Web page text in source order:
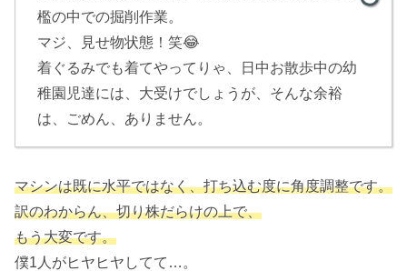
檻の中での掘削作業。
マジ、見せ物状態！笑😂
着ぐるみでも着てやってりゃ、日中お散歩中の幼
稚園児達には、大受けでしょうが、そんな余裕
は、ごめん、ありません。
マシンは既に水平ではなく、打ち込む度に角度調整です。
訳のわからん、切り株だらけの上で、
もう大変です。
僕1人がヒヤヒヤしてて…。